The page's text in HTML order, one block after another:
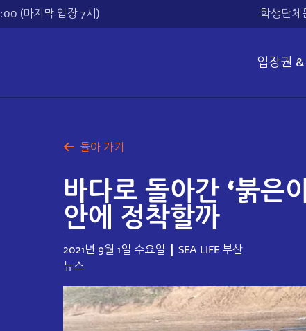
(마지막 입장 7시) 학생단체
입장권
돌아 가기
바다로 돌아간 ‘붉은
안에 정착할까
2021년 9월 1일 수요일
SEA LIFE 부산
뉴스